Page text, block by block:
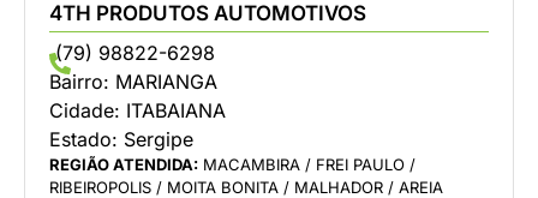
4TH PRODUTOS AUTOMOTIVOS
(79) 98822-6298
Bairro: MARIANGA
Cidade: ITABAIANA
Estado: Sergipe
REGIÃO ATENDIDA: MACAMBIRA / FREI PAULO /
RIBEIROPOLIS / MOITA BONITA / MALHADOR / AREIA